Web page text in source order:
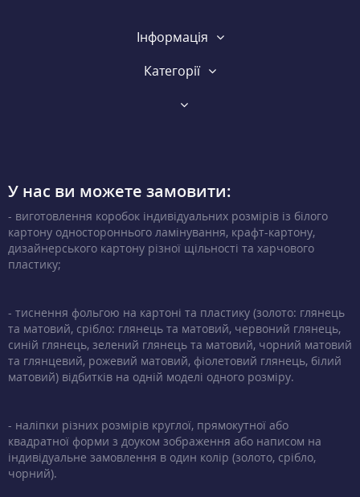
Інформація
Категорії
У нас ви можете замовити:
- виготовлення коробок індивідуальних розмірів із білого
картону одностороннього ламінування, крафт-картону,
дизайнерського картону різної щільності та харчового
пластику;
- тиснення фольгою на картоні та пластику (золото: глянець
та матовий, срібло: глянець та матовий, червоний глянець,
синій глянець, зелений глянець та матовий, чорний матовий
та глянцевий, рожевий матовий, фіолетовий глянець, білий
матовий) відбитків на одній моделі одного розміру.
- наліпки різних розмірів круглої, прямокутної або
квадратної форми з доуком зображення або написом на
індивідуальне замовлення в один колір (золото, срібло,
чорний).